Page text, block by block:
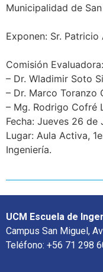
Municipalidad de
Exponen: Sr.
Comisión Evaluadora:
– Dr. Wladimir Soto
– Dr. Marco Toranzo
– Mg. Rodrigo Cofré
Fecha: Jueves 26 de
Lugar: Aula Activa,
Ingeniería.
UCM Escuela de
Campus San Miguel,
Teléfono: +56 71 298